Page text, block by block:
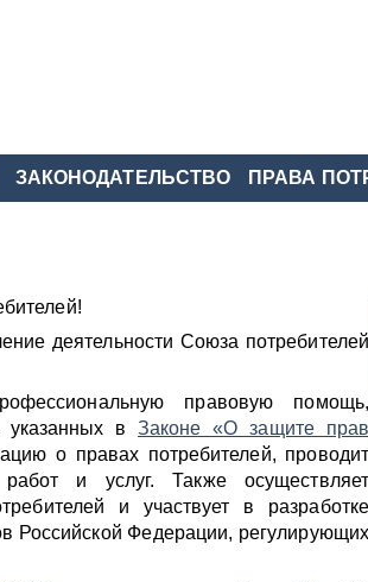
ЗАКОНОДАТЕЛЬСТВО ПРАВА
деятельности Союза потребителей
правовую помощь,
указанных вЗаконе «О защите прав
о правах потребителей, проводит
и услуг. Также осуществляет
и участвует в разработке
Российской Федерации, регулирующих